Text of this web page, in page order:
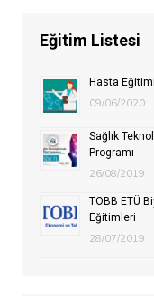
Eğitim Listesi
Hasta
09/06/2020
Sağlık
Programı
26/08/2019
TOBB ETÜ
Eğitimleri
28/07/2019